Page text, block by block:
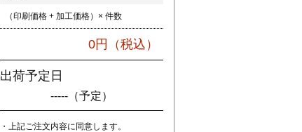
（印刷価格 + 加工価格）× 件数
0円（税込）
出荷予定日
----- （予定）
・上記ご注文内容に同意します。